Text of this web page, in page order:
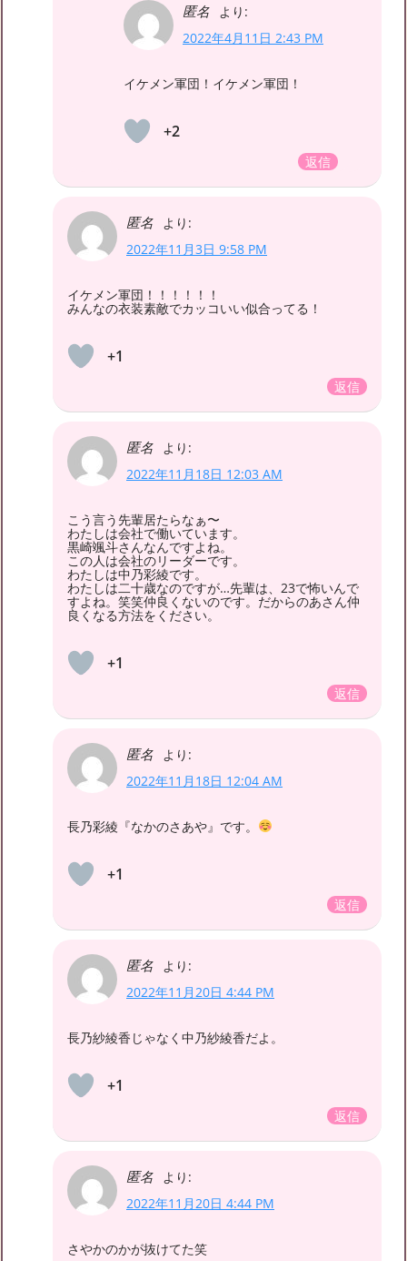
匿名
より:
2022年4月11日 2:43 PM
イケメン軍団！イケメン軍団！
+2
返信
匿名
より:
2022年11月3日 9:58 PM
イケメン軍団！！！！！！
みんなの衣装素敵でカッコいい似合ってる！
+1
返信
匿名
より:
2022年11月18日 12:03 AM
こう言う先輩居たらなぁ〜
わたしは会社で働いています。
黒崎颯斗さんなんですよね。
この人は会社のリーダーです。
わたしは中乃彩綾です。
わたしは二十歳なのですが…先輩は、23で怖いんで
すよね。笑笑仲良くないのです。だからのあさん仲
良くなる方法をください。
+1
返信
匿名
より:
2022年11月18日 12:04 AM
長乃彩綾『なかのさあや』です。
+1
返信
匿名
より:
2022年11月20日 4:44 PM
長乃紗綾香じゃなく中乃紗綾香だよ。
+1
返信
匿名
より:
2022年11月20日 4:44 PM
さやかのかが抜けてた笑